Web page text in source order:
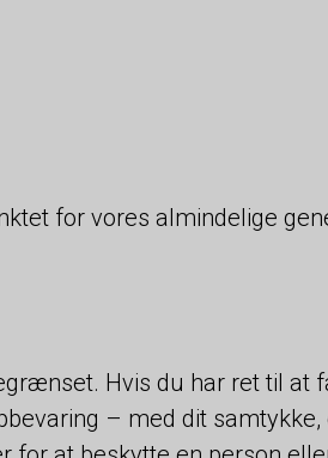
for vores almindelige
Hvis du har ret til at
– med dit samtykke,